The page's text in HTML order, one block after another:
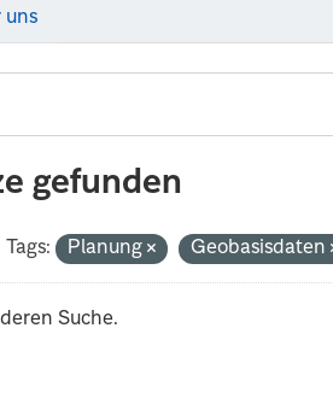
uns
gefunden
Tags: Planung Geobasisdaten
Suche.